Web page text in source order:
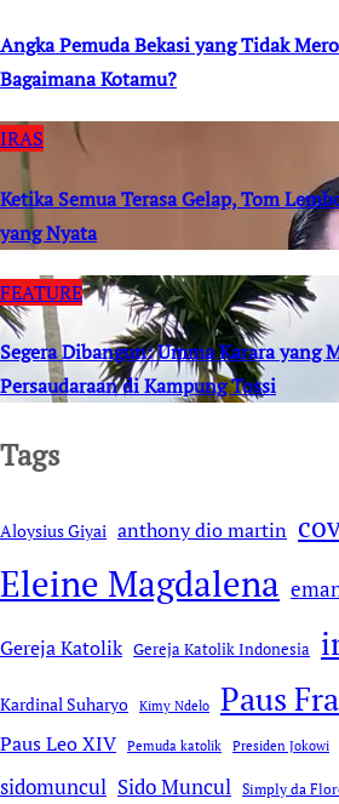
Angka Pemuda Bekasi yang Tidak
Bagaimana Kotamu?
IRAS
Ketika Semua Terasa Gelap, Tom
yang Nyata
FEATURE
Segera Dibangun: Umma Karara yang
Persaudaraan di Kampung Tossi
Tags
Aloysius Giyai anthony dio martin
Eleine Magdalena
Gereja Katolik Gereja Katolik Indonesia
Kardinal Suharyo Kimy Ndelo Paus
Paus Leo XIV Pemuda katolik Presiden Jokowi
sidomuncul Sido Muncul Simply da